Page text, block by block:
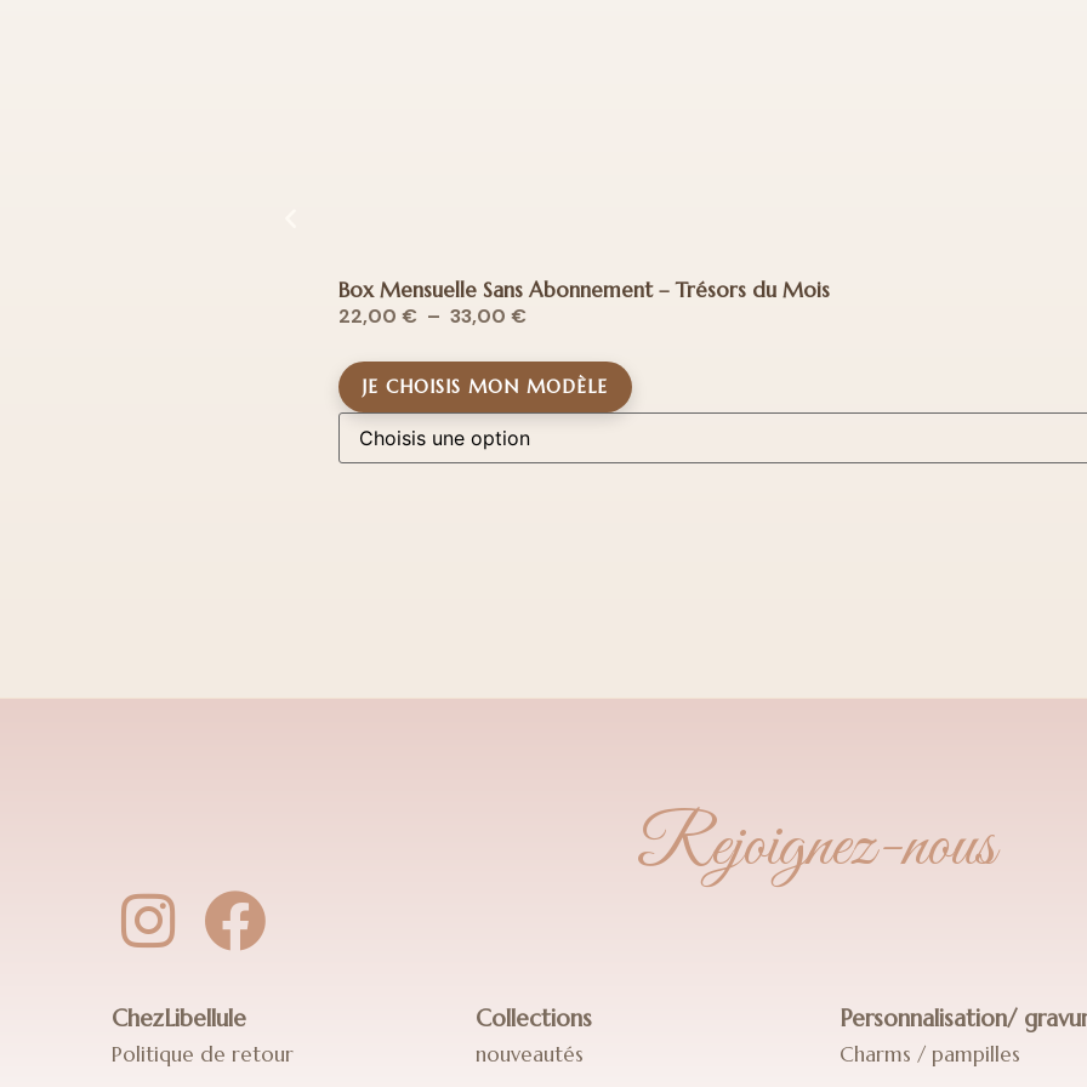
Box Mensuelle Sans Abonnement – Trésors du Mois
22,00 € – 33,00 €
JE CHOISIS MON MODÈLE
Rejoignez-nous
ChezLibellule
Politique de retour
Collections
nouveautés
Personnalisation/
Charms / pampilles